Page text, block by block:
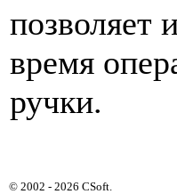
позволяет
время
ручки.
© 2002 - 2026 CSoft.